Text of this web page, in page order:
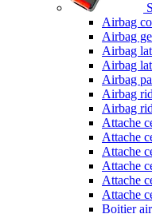
Airbag
Airbag
Airbag
Airbag
Airbag
Airbag
Airbag
Attache
Attache
Attache
Attache
Attache
Attache
Boitier